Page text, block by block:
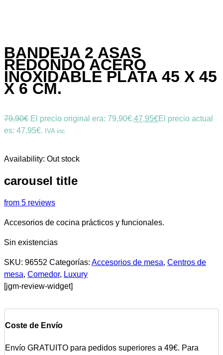
BANDEJA 2 ASAS
REDONDO ACERO
INOXIDABLE PLATA 45 X 45
X 6 CM.
79,90€ El precio original era: 79,90€.47,95€El precio actual
es: 47,95€. IVA inc
Availability: Out stock
carousel title
from 5 reviews
Accesorios de cocina prácticos y funcionales.
Sin existencias
SKU: 96552 Categorías: Accesorios de mesa, Centros de
mesa, Comedor, Luxury
[jgm-review-widget]
Coste de Envío
Envío GRATUITO para pedidos superiores a 49€. Para